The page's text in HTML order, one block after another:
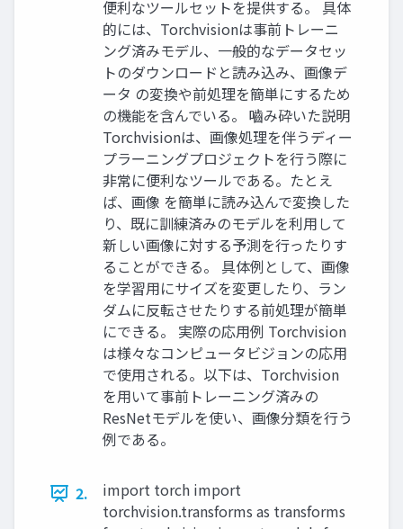
便利なツールセットを提供する。 具体
的には、Torchvisionは事前トレーニ
ング済みモデル、一般的なデータセッ
トのダウンロードと読み込み、画像デ
ータ の変換や前処理を簡単にするため
の機能を含んでいる。 嚙み砕いた説明
Torchvisionは、画像処理を伴うディー
プラーニングプロジェクトを行う際に
非常に便利なツールである。たとえ
ば、画像 を簡単に読み込んで変換した
り、既に訓練済みのモデルを利用して
新しい画像に対する予測を行ったりす
ることができる。 具体例として、画像
を学習用にサイズを変更したり、ラン
ダムに反転させたりする前処理が簡単
にできる。 実際の応用例 Torchvision
は様々なコンピュータビジョンの応用
で使用される。以下は、Torchvision
を用いて事前トレーニング済みの
ResNetモデルを使い、画像分類を行う
例である。
2.
import torch import
torchvision.transforms as transforms